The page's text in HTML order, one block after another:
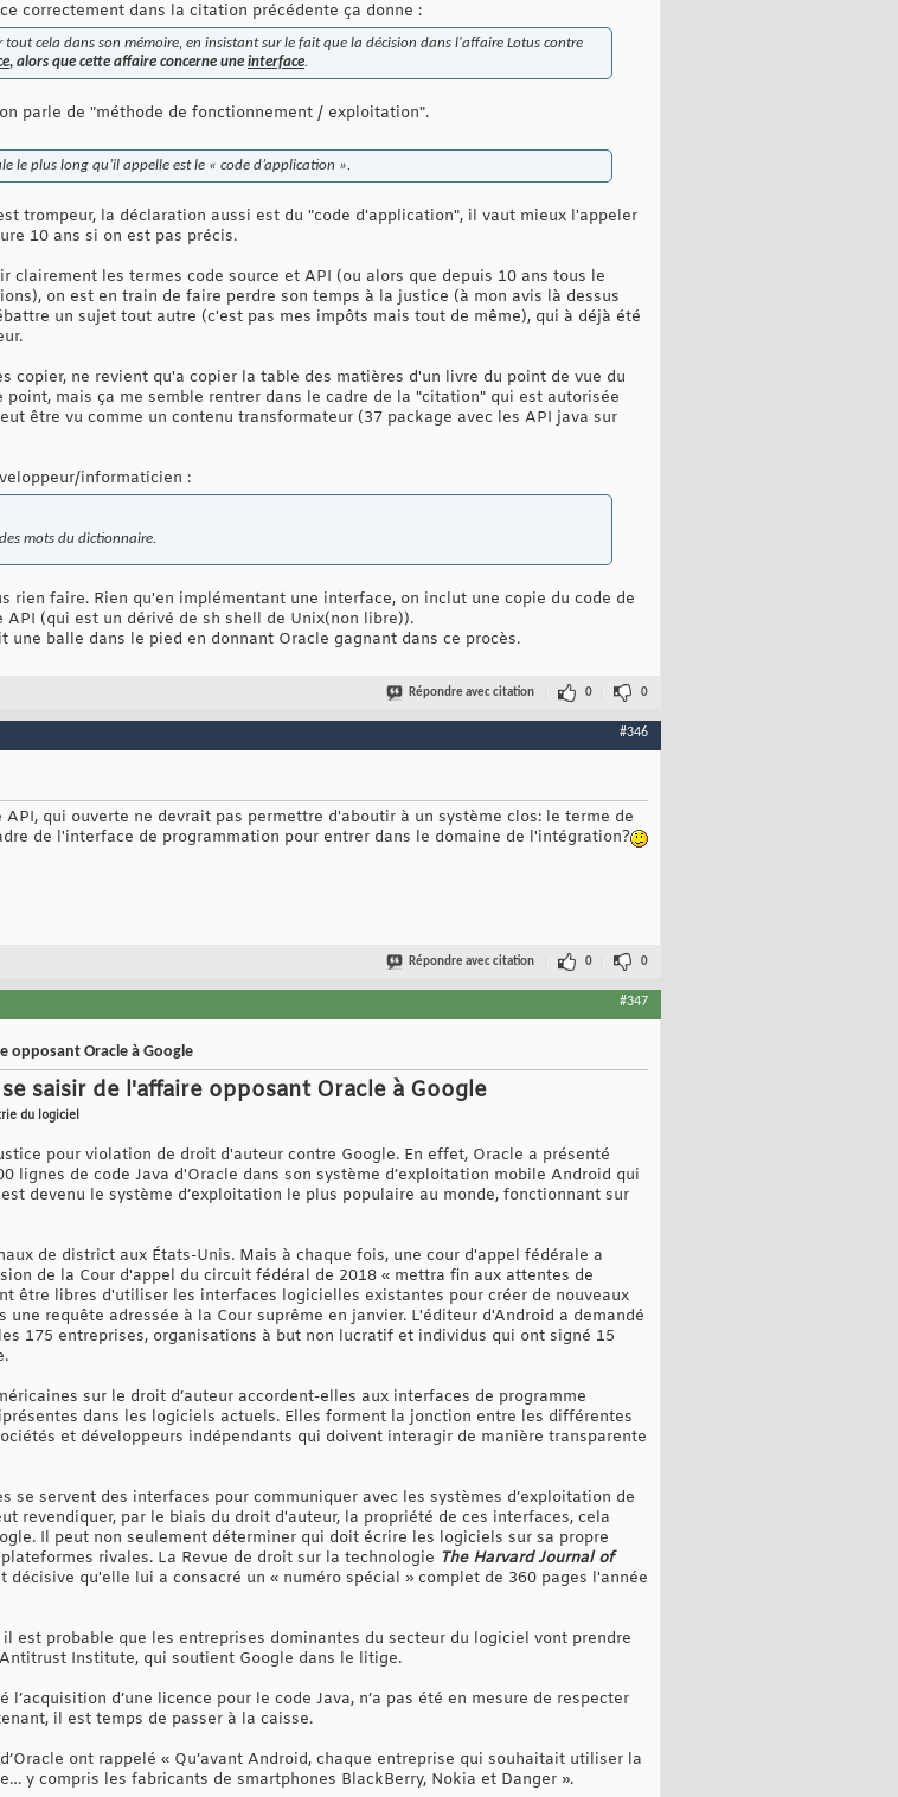
correctement dans la citation précédente ça donne :
tout cela dans son mémoire, en insistant sur le fait que la décision dans l'affaire Lotus contre
, alors que cette affaire concerne une interface.
parle de "méthode de fonctionnement / exploitation".
le plus long qu’il appelle est le « code d’application ».
trompeur, la déclaration aussi est du "code d'application", il vaut mieux l'appeler
10 ans si on est pas précis.
les termes code source et API (ou alors que depuis 10 ans tous le
on est en train de faire perdre son temps à la justice (à mon avis là dessus
un sujet tout autre (c'est pas mes impôts mais tout de même), qui à déjà été
copier, ne revient qu'a copier la table des matières d'un livre du point de vue du
mais ça me semble rentrer dans le cadre de la "citation" qui est autorisée
être vu comme un contenu transformateur (37 package avec les API java sur
informaticien :
mots du dictionnaire.
rien faire. Rien qu'en implémentant une interface, on inclut une copie du code de
(qui est un dérivé de sh shell de Unix(non libre)).
balle dans le pied en donnant Oracle gagnant dans ce procès.
Répondre avec citation 0 0
#346
qui ouverte ne devrait pas permettre d'aboutir à un système clos: le terme de
de l'interface de programmation pour entrer dans le domaine de l'intégration?
Répondre avec citation 0 0
#347
opposant Oracle à Google
saisir de l'affaire opposant Oracle à Google
du logiciel
pour violation de droit d'auteur contre Google. En effet, Oracle a présenté
lignes de code Java d'Oracle dans son système d’exploitation mobile Android qui
devenu le système d’exploitation le plus populaire au monde, fonctionnant sur
de district aux États-Unis. Mais à chaque fois, une cour d'appel fédérale a
de la Cour d'appel du circuit fédéral de 2018 « mettra fin aux attentes de
être libres d'utiliser les interfaces logicielles existantes pour créer de nouveaux
requête adressée à la Cour suprême en janvier. L'éditeur d'Android a demandé
175 entreprises, organisations à but non lucratif et individus qui ont signé 15
sur le droit d’auteur accordent-elles aux interfaces de programme
dans les logiciels actuels. Elles forment la jonction entre les différentes
et développeurs indépendants qui doivent interagir de manière transparente
se servent des interfaces pour communiquer avec les systèmes d’exploitation de
revendiquer, par le biais du droit d'auteur, la propriété de ces interfaces, cela
Il peut non seulement déterminer qui doit écrire les logiciels sur sa propre
rivales. La Revue de droit sur la technologie The Harvard Journal of
qu'elle lui a consacré un « numéro spécial » complet de 360 ​​pages l'année
est probable que les entreprises dominantes du secteur du logiciel vont prendre
Institute, qui soutient Google dans le litige.
l’acquisition d’une licence pour le code Java, n’a pas été en mesure de respecter
il est temps de passer à la caisse.
ont rappelé « Qu’avant Android, chaque entreprise qui souhaitait utiliser la
y compris les fabricants de smartphones BlackBerry, Nokia et Danger ».